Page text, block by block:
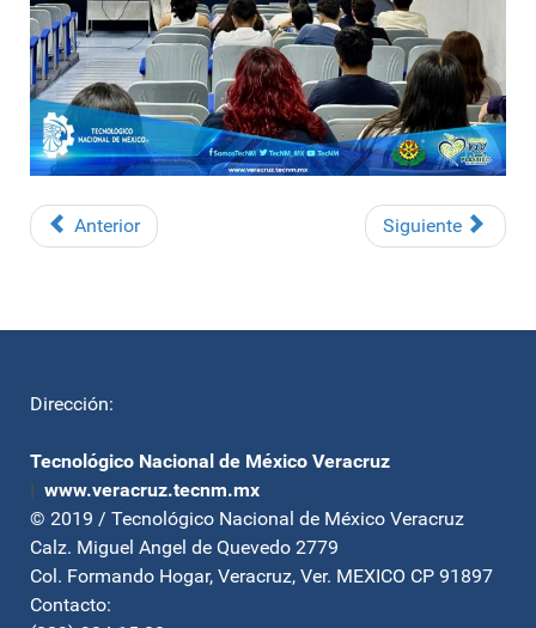
Anterior Siguiente
Dirección:
Tecnológico Nacional de México Veracruz
| www.veracruz.tecnm.mx
© 2019 / Tecnológico Nacional de México Veracruz
Calz. Miguel Angel de Quevedo 2779
Col. Formando Hogar, Veracruz, Ver. MEXICO CP 91897
Contacto: